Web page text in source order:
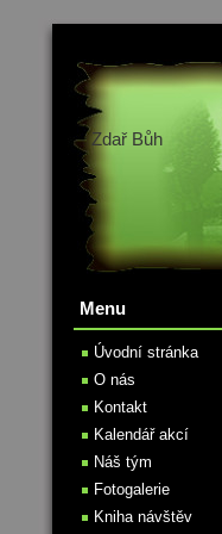
Zdař Bůh
Menu
Úvodní stránka
O nás
Kontakt
Kalendář akcí
Náš tým
Fotogalerie
Kniha návštěv